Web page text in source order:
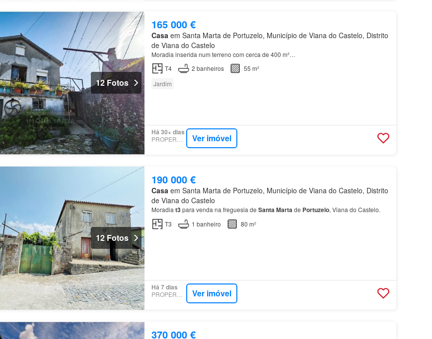
12 Fotos
165 000 €
Casa em Santa Marta de Portuzelo, Município de Viana do Castelo, Distrito
de Viana do Castelo
Moradia inserida num terreno com cerca de 400 m²…
T4
2 banheiros
55 m²
Jardim
Há 30+ dias
Ver imóvel
12 Fotos
190 000 €
Casa em Santa Marta de Portuzelo, Município de Viana do Castelo, Distrito
de Viana do Castelo
Moradia t3para venda na freguesia de SantaMartade Portuzelo, Viana do Castelo.
T3
1 banheiro 80 m²
Há 7 dias
Ver imóvel
370 000 €